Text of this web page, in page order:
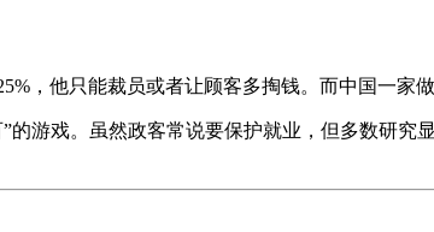
，他只能裁员或者让顾客多掏钱。而中国一家
游戏。虽然政客常说要保护就业，但多数研